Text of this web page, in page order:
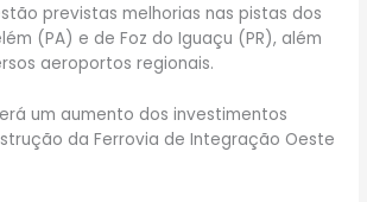
previstas melhorias nas pistas dos
(PA) e de Foz do Iguaçu (PR), além
aeroportos regionais.
um aumento dos investimentos
da Ferrovia de Integração Oeste